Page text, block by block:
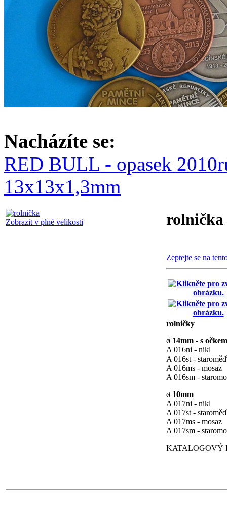
Nacházíte se:
RED BULL - opasek 2010
13x13x1,3mm
Zobrazit v plné velikosti rolnička
Zeptejte se na
rolničky
ø 14mm - s očkem
A 016ni - nikl
A 016st - staroměď
A 016ms - mosaz
A 016sm -
ø 10mm
A 017ni - nikl
A 017st - staroměď
A 017ms - mosaz
A 017sm -
KATALOGOVÝ